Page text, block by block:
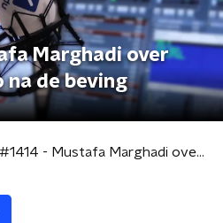
Marghadi over
na de beving
#1414 - Mustafa Marghadi over 'zijn' Marokko na de beving